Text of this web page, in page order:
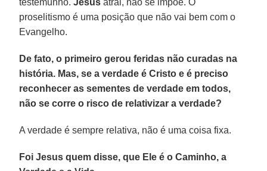
proselitismo é uma posição que não vai bem com o
Evangelho.
De fato, o primeiro gerou feridas não curadas na
história. Mas, se a verdade é Cristo e é preciso
reconhecer as sementes de verdade em todos,
não se corre o risco de relativizar a verdade?
A verdade é sempre relativa, não é uma coisa fixa.
Foi Jesus quem disse, que Ele é o Caminho, a